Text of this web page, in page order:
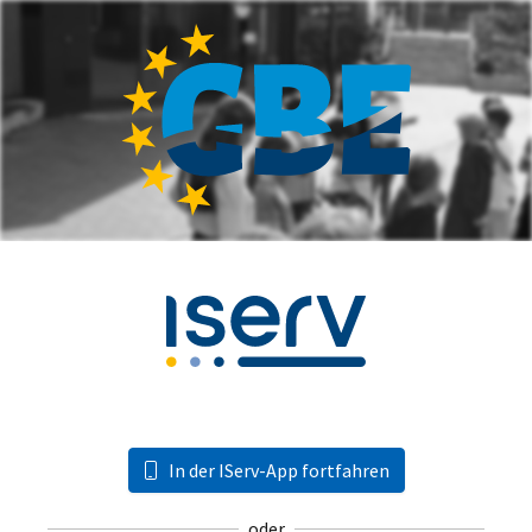
In der IServ-App fortfahren